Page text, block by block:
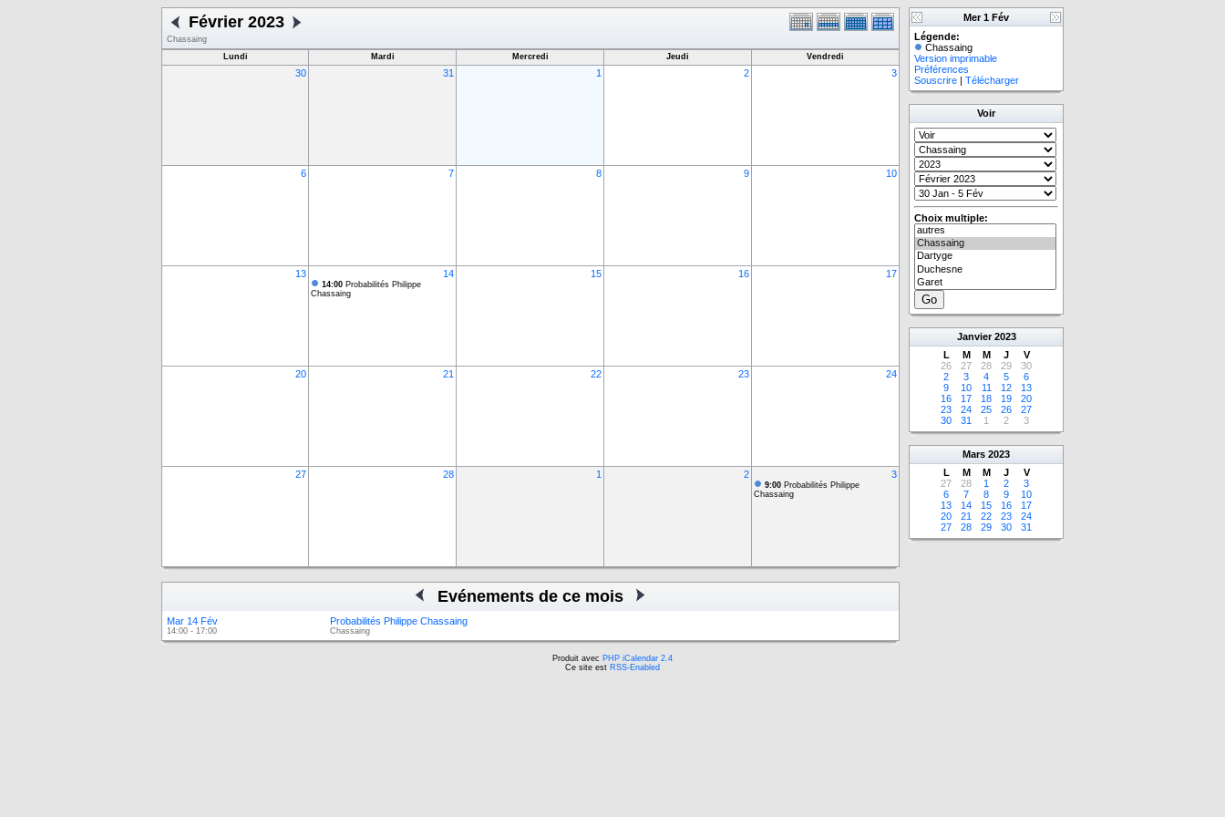
Février 2023
Chassaing
Lundi
Mardi Mercredi Jeudi Vendredi
30 31 1 2 3
6 7 8 9 10
13 14
14:00 Probabilités Philippe
Chassaing
15 16 17
20 21 22 23 24
27 28 1 2 3
9:00 Probabilités Philippe
Chassaing
Evénements de ce mois
Mar 14 Fév
14:00 - 17:00
Probabilités Philippe Chassaing
Chassaing
Mer 1 Fév
Légende:
Chassaing
Version imprimable
Préférences
Souscrire | Télécharger
Voir
Choix multiple:
Janvier 2023
L
M M J
V
26
27 28 29
30
2
3 4 5
6
9
10 11 12
13
16
17 18 19
20
23
24 25 26
27
30
31 1 2 3
Mars 2023
L
M M J
V
27
28 1 2
3
6
7 8 9
10
13
14 15 16
17
20
21 22 23
24
27
28 29 30 31
Produit avec PHP iCalendar 2.4
Ce site est RSS-Enabled